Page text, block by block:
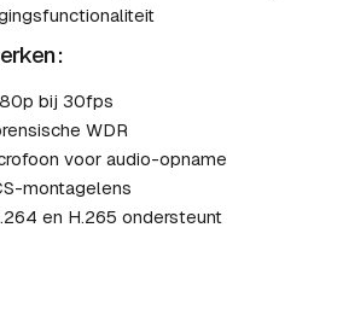
bij 30fps
WDR
voor audio-opname
montagelens
en H.265 ondersteunt